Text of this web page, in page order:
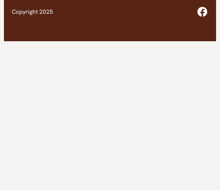
Copyright 2025